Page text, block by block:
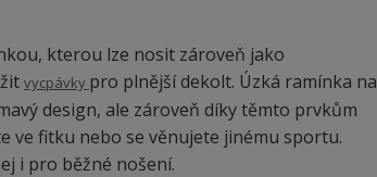
kterou lze nosit zároveň jako
vycpávky pro plnější dekolt. Úzká ramínka na
design, ale zároveň díky těmto prvkům
ve fitku nebo se věnujete jinému sportu.
i pro běžné nošení.